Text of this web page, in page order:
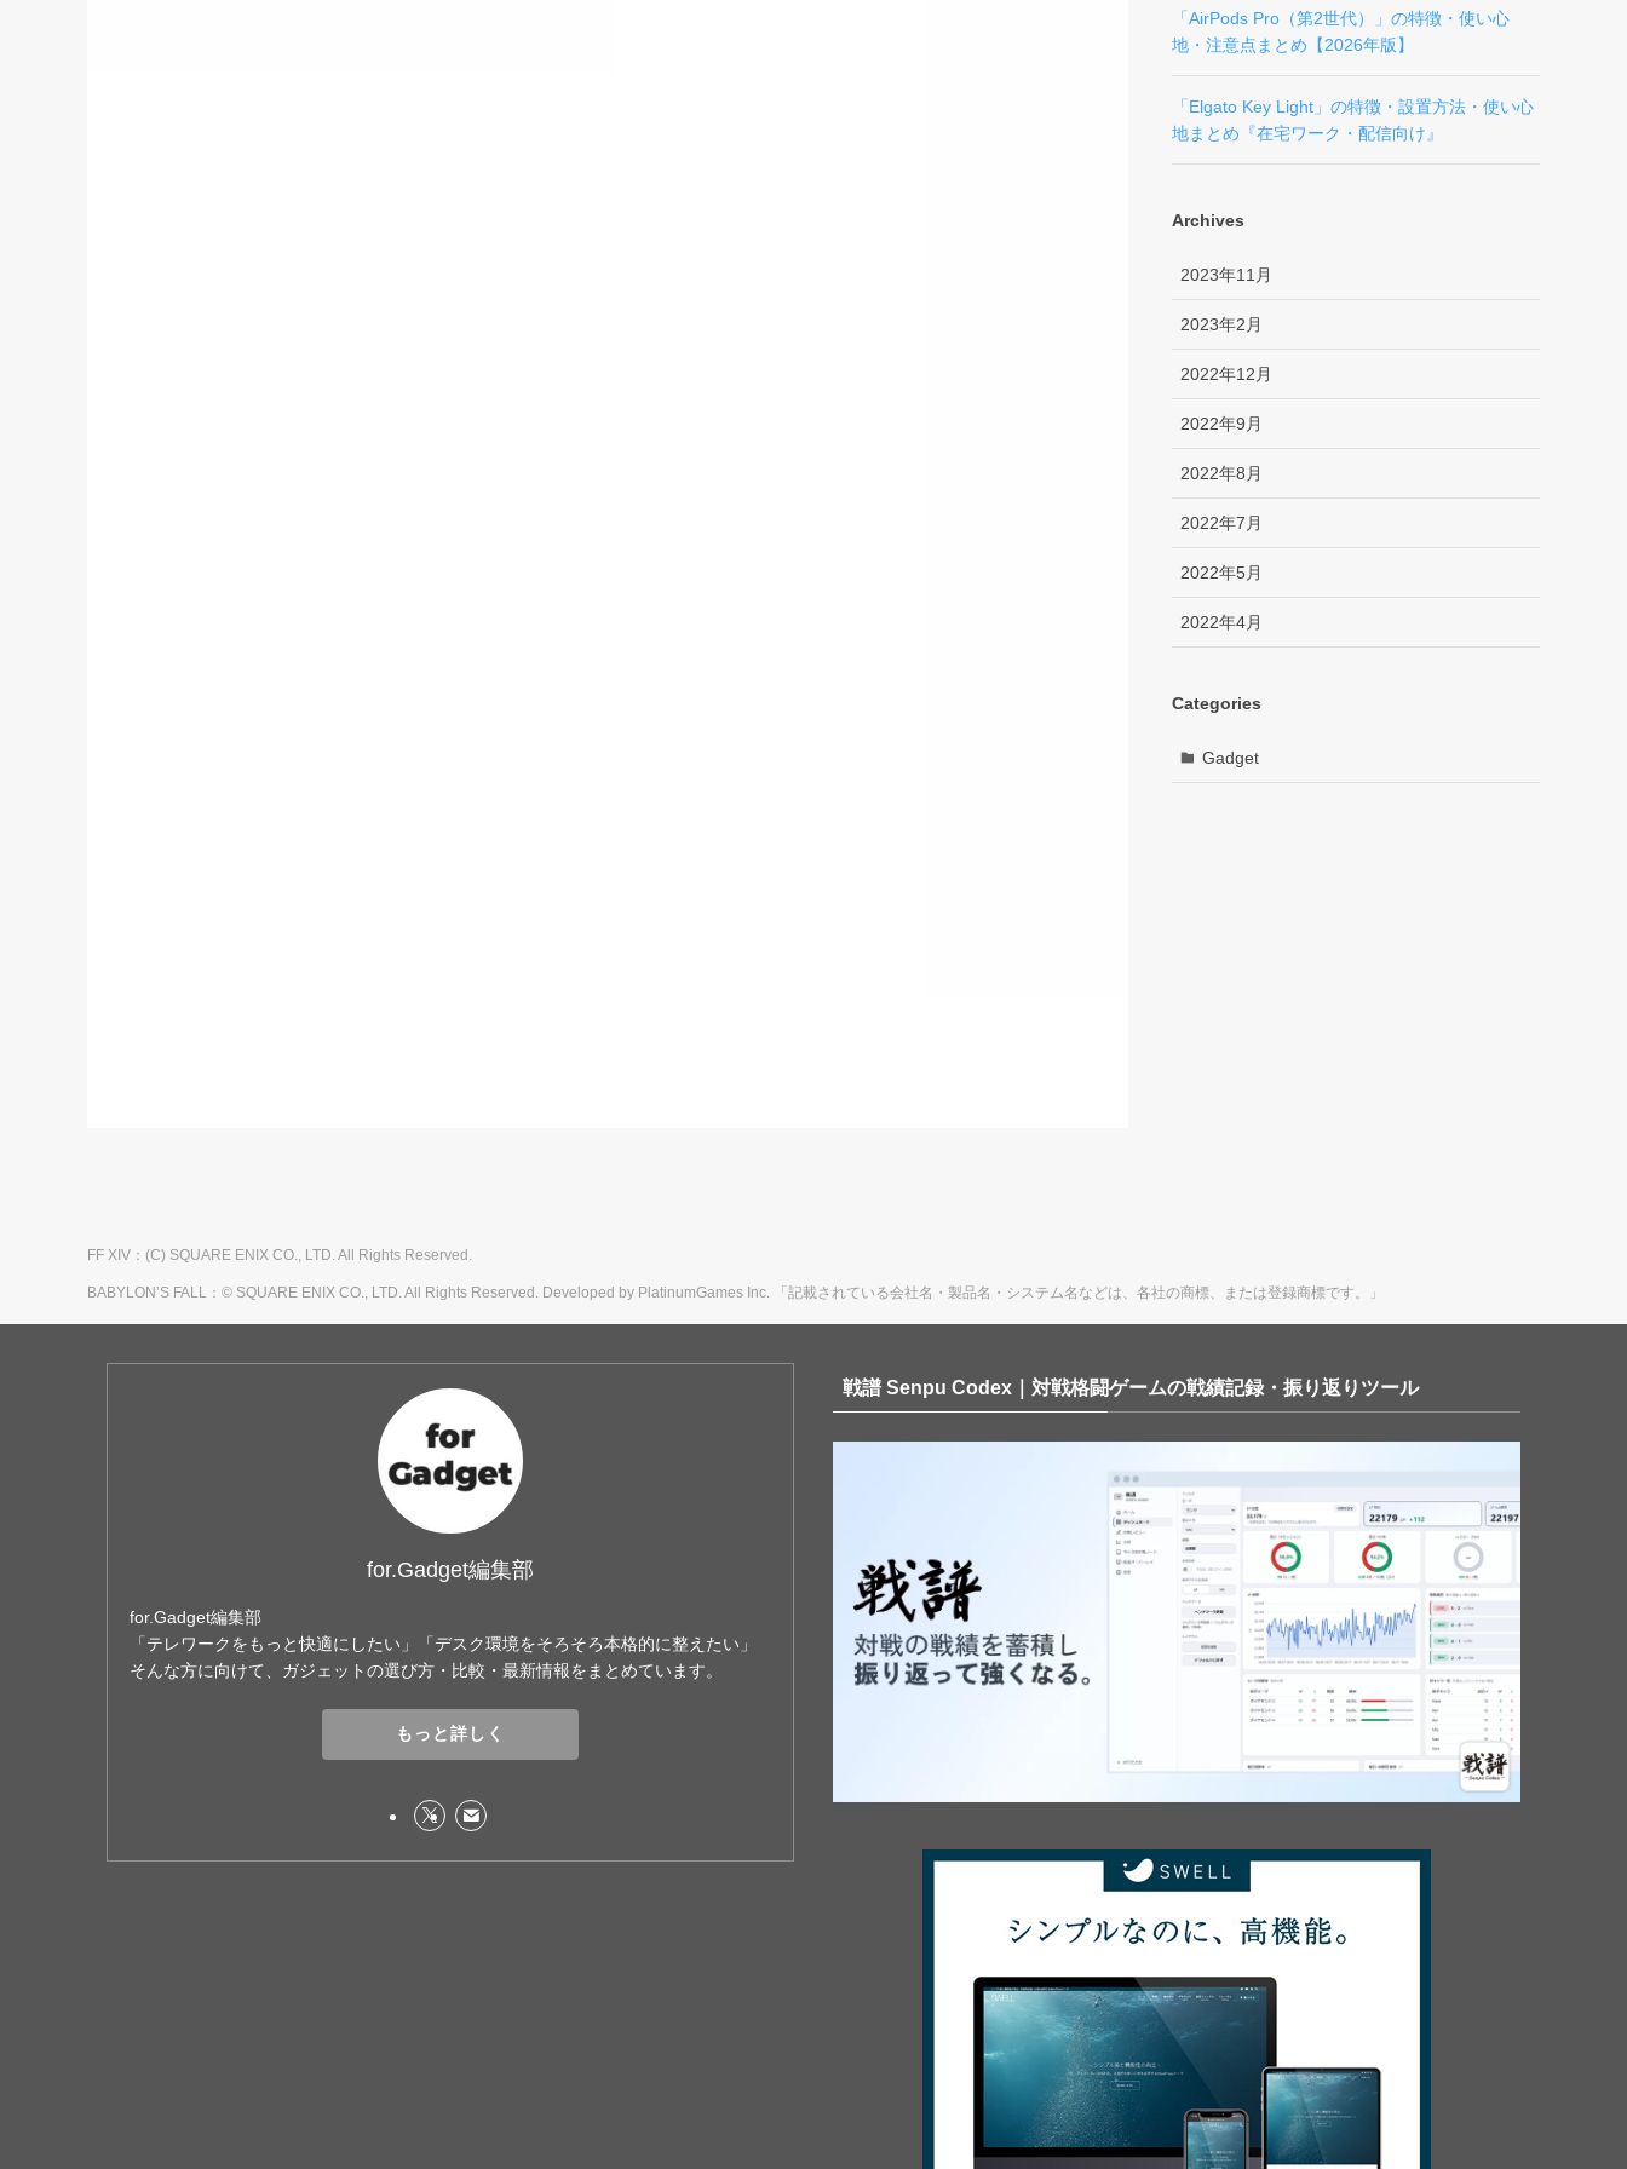
「AirPods Pro（第2世代）」の特徴・使い心
地・注意点まとめ【2026年版】
「Elgato Key Light」の特徴・設置方法・使い心
地まとめ『在宅ワーク・配信向け』
Archives
2023年11月
2023年2月
2022年12月
2022年9月
2022年8月
2022年7月
2022年5月
2022年4月
Categories
Gadget
FF XIV：(C) SQUARE ENIX CO., LTD. All Rights Reserved.
BABYLON’S FALL：© SQUARE ENIX CO., LTD. All Rights Reserved. Developed by PlatinumGames Inc. 「記載されている会社名・製品名・システム名などは、各社の商標、または登録商標です。」
for.Gadget編集部
for.Gadget編集部
「テレワークをもっと快適にしたい」「デスク環境をそろそろ本格的に整えたい」
そんな方に向けて、ガジェットの選び方・比較・最新情報をまとめています。
もっと詳しく
戦譜 Senpu Codex｜対戦格闘ゲームの戦績記録・振り返りツール